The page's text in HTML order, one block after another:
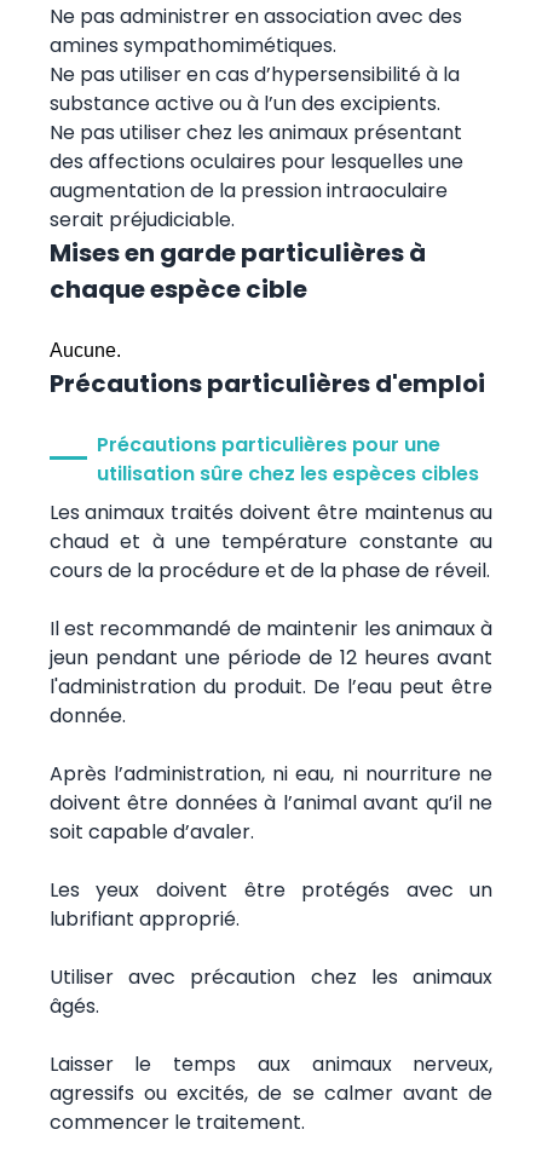
Ne pas administrer en association avec des
amines sympathomimétiques.
Ne pas utiliser en cas d’hypersensibilité à la
substance active ou à l’un des excipients.
Ne pas utiliser chez les animaux présentant
des affections oculaires pour lesquelles une
augmentation de la pression intraoculaire
serait préjudiciable.
Mises en garde particulières à
chaque espèce cible
Aucune.
Précautions particulières d'emploi
Précautions particulières pour une
utilisation sûre chez les espèces cibles
Les animaux traités doivent être maintenus au
chaud et à une température constante au
cours de la procédure et de la phase de réveil.
Il est recommandé de maintenir les animaux à
jeun pendant une période de 12 heures avant
l'administration du produit. De l’eau peut être
donnée.
Après l’administration, ni eau, ni nourriture ne
doivent être données à l’animal avant qu’il ne
soit capable d’avaler.
Les yeux doivent être protégés avec un
lubrifiant approprié.
Utiliser avec précaution chez les animaux
âgés.
Laisser le temps aux animaux nerveux,
agressifs ou excités, de se calmer avant de
commencer le traitement.